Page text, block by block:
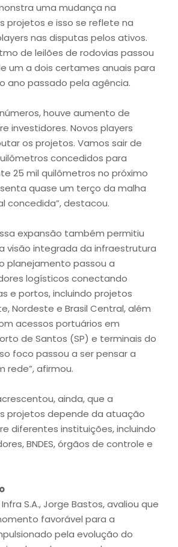
uma mudança na
projetos e isso se reflete na
nas disputas pelos ativos.
de leilões de rodovias passou
um a dois certames anuais para
ano passado pela agência.
houve aumento de
investidores. Novos players
os projetos. Vamos sair de
concedidos para
25 mil quilômetros no próximo
quase um terço da malha
concedida”, destacou.
expansão também permitiu
visão integrada da infraestrutura
planejamento passou a
logísticos conectando
e portos, incluindo projetos
Nordeste e Brasil Central, além
acessos portuários em
de Santos (SP) e terminais do
foco passou a ser pensar a
rede”, afirmou.
ainda, que a
projetos depende da atuação
diferentes instituições, incluindo
BNDES, órgãos de controle e
S.A., Jorge Bastos, avaliou que
favorável para a
pela evolução do